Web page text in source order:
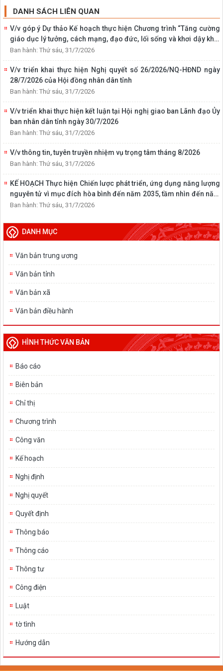
DANH SÁCH LIÊN QUAN
V/v góp ý Dự thảo Kế hoạch thực hiện Chương trình “Tăng cường
giáo dục lý tưởng, cách mạng, đạo đức, lối sống và khơi dậy khát
vọng cống hiến; giáo dục truyền thống gắn với di sản văn hóa địa
phương cho học sinh, sinh viên giai đoạn 2026-2030” trên địa
bàn tỉnh
Ban hành: Thứ sáu, 31/7/2026
V/v triển khai thực hiện Nghị quyết số 26/2026/NQ-HĐND ngày
28/7/2026 của Hội đồng nhân dân tỉnh
Ban hành: Thứ sáu, 31/7/2026
V/v triển khai thực hiện kết luận tại Hội nghị giao ban Lãnh đạo Ủy
ban nhân dân tỉnh ngày 30/7/2026
Ban hành: Thứ sáu, 31/7/2026
V/v thông tin, tuyên truyền nhiệm vụ trọng tâm tháng 8/2026
Ban hành: Thứ sáu, 31/7/2026
KẾ HOẠCH Thực hiện Chiến lược phát triển, ứng dụng năng lượng
nguyên tử vì mục đích hòa bình đến năm 2035, tầm nhìn đến năm
2050 trên địa bàn tỉnh Ninh Bình
Ban hành: Thứ sáu, 31/7/2026
DANH MỤC
Văn bản trung ương
Văn bản tỉnh
Văn bản xã
Văn bản điều hành
HÌNH THỨC VĂN BẢN
Báo cáo
Biên bản
Chỉ thị
Chương trình
Công văn
Kế hoạch
Nghị định
Nghị quyết
Quyết định
Thông báo
Thông cáo
Thông tư
Công điện
Luật
tờ tình
Hướng dẫn